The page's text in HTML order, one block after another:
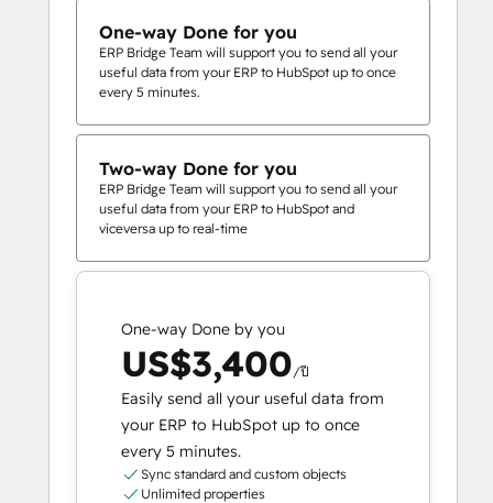
One-way Done for you
ERP Bridge Team will support you to send all your
useful data from your ERP to HubSpot up to once
every 5 minutes.
Two-way Done for you
ERP Bridge Team will support you to send all your
useful data from your ERP to HubSpot and
viceversa up to real-time
One-way Done by you
US$3,400/ปี
Easily send all your useful data from
your ERP to HubSpot up to once
every 5 minutes.
Sync standard and custom objects
Unlimited properties